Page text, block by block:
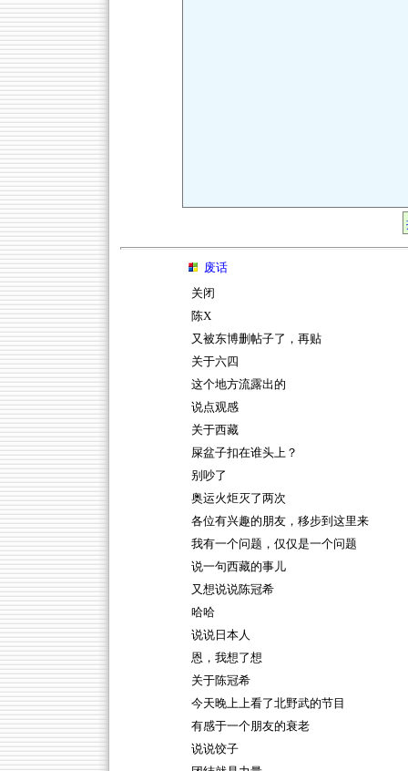
废话
关闭
陈X
又被东博删帖子了，再贴
关于六四
这个地方流露出的
说点观感
关于西藏
屎盆子扣在谁头上？
别吵了
奥运火炬灭了两次
各位有兴趣的朋友，移步到这里来
我有一个问题，仅仅是一个问题
说一句西藏的事儿
又想说说陈冠希
哈哈
说说日本人
恩，我想了想
关于陈冠希
今天晚上上看了北野武的节目
有感于一个朋友的衰老
说说饺子